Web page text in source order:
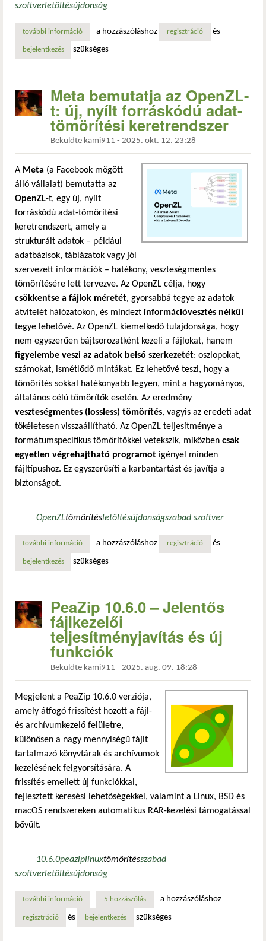
szoftverletöltésújdonság
további információúj fejezet a fájlkezelésben: a peazip 10.7 már beépített
a hozzászóláshoz regisztráció és
bejelentkezés szükséges
Meta bemutatja az OpenZL-
t: új, nyílt forráskódú adat-
tömörítési keretrendszer
Beküldte kami911 - 2025. okt. 12. 23:28
A Meta (a Facebook mögött
álló vállalat) bemutatta az
OpenZL-t, egy új, nyílt
forráskódú adat-tömörítési
keretrendszert, amely a
strukturált adatok – például
adatbázisok, táblázatok vagy jól
szervezett információk – hatékony, veszteségmentes
tömörítésére lett tervezve. Az OpenZL célja, hogy
csökkentse a fájlok méretét, gyorsabbá tegye az adatok
átvitelét hálózatokon, és mindezt információvesztés nélkül
tegye lehetővé. Az OpenZL kiemelkedő tulajdonsága, hogy
nem egyszerűen bájtsorozatként kezeli a fájlokat, hanem
figyelembe veszi az adatok belső szerkezetét: oszlopokat,
számokat, ismétlődő mintákat. Ez lehetővé teszi, hogy a
tömörítés sokkal hatékonyabb legyen, mint a hagyományos,
általános célú tömörítők esetén. Az eredmény
veszteségmentes (lossless) tömörítés, vagyis az eredeti adat
tökéletesen visszaállítható. Az OpenZL teljesítménye a
formátumspecifikus tömörítőkkel vetekszik, miközben csak
egyetlen végrehajtható programot igényel minden
fájltípushoz. Ez egyszerűsíti a karbantartást és javítja a
biztonságot.
OpenZLtömörítésletöltésújdonságszabad szoftver
további információmeta bemutatja az openzl-t: új, nyílt forráskódú adat-
a hozzászóláshoz regisztráció és
bejelentkezés szükséges
PeaZip 10.6.0 – Jelentős
fájlkezelői
teljesítményjavítás és új
funkciók
Beküldte kami911 - 2025. aug. 09. 18:28
Megjelent a PeaZip 10.6.0 verziója,
amely átfogó frissítést hozott a fájl-
és archívumkezelő felületre,
különösen a nagy mennyiségű fájlt
tartalmazó könyvtárak és archívumok
kezelésének felgyorsítására. A
frissítés emellett új funkciókkal,
fejlesztett keresési lehetőségekkel, valamint a Linux, BSD és
macOS rendszereken automatikus RAR-kezelési támogatással
bővült.
10.6.0peaziplinuxtömörítésszabad
szoftverletöltésújdonság
további információpeazip 10.6.0 – jelentős fájlkezelői teljesítményjavítás és
5 hozzászólás a hozzászóláshoz
regisztráció és bejelentkezés szükséges